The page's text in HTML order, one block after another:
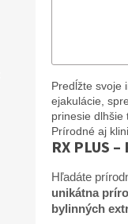
Predĺžte svoje
ejakulácie,
prinesie dlhšie
Prírodné aj
RX PLUS
Hľadáte
unikátna
bylinných